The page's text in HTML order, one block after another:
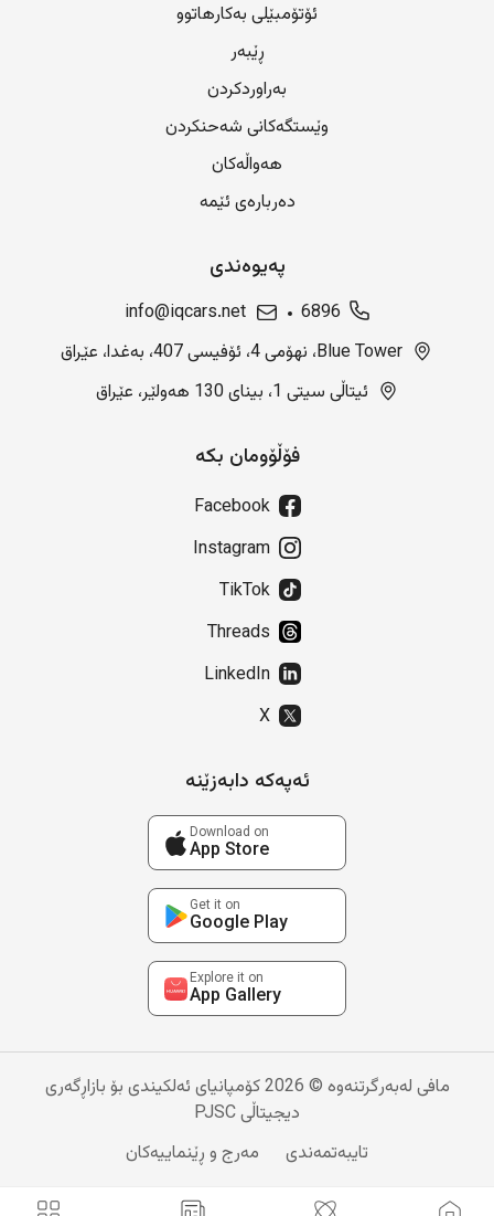
ئۆتۆمبێلی بەکارهاتوو
ڕێبەر
بەراوردکردن
وێستگەکانی شەحنکردن
هەواڵەکان
دەربارەی ئێمە
پەیوەندی
6896
info@iqcars.net
Blue Tower، نهۆمی 4، ئۆفیسی 407، بەغدا، عێراق
ئیتاڵی سیتی 1، بینای 130 هەولێر، عێراق
فۆڵۆومان بکە
Facebook
Instagram
TikTok
Threads
LinkedIn
X
ئەپەکە دابەزێنە
Download on
App Store
Get it on
Google Play
Explore it on
App Gallery
مافی لەبەرگرتنەوە © 2026 کۆمپانیای ئەلکیندی بۆ بازاڕگەری
دیجیتاڵی PJSC
تایبەتمەندی
مەرج و ڕێنماییەکان